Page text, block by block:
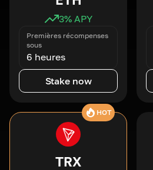
3% APY
Premières récompenses
sous
6 heures
Stake now
HOT
TRX